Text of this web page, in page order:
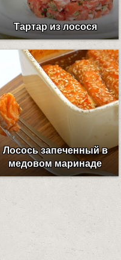
Тартар из лосося
Лосось запеченный в
медовом маринаде